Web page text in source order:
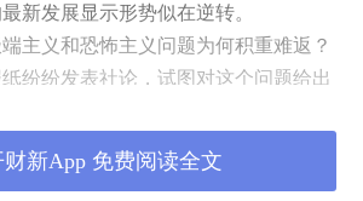
新发展显示形势似在逆转。
义和恐怖主义问题为何积重难返？
纷纷发表社论，试图对这个问题给出
现状及其历史经纬进行了梳理，并明
新App 免费阅读全文